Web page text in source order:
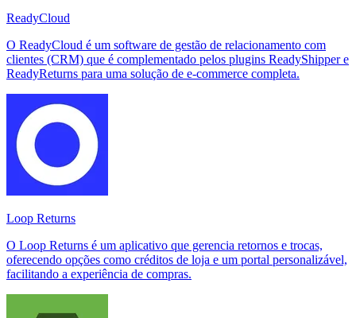
ReadyCloud
O ReadyCloud é um software de gestão de relacionamento com
clientes (CRM) que é complementado pelos plugins ReadyShipper e
ReadyReturns para uma solução de e-commerce completa.
Loop Returns
O Loop Returns é um aplicativo que gerencia retornos e trocas,
oferecendo opções como créditos de loja e um portal personalizável,
facilitando a experiência de compras.